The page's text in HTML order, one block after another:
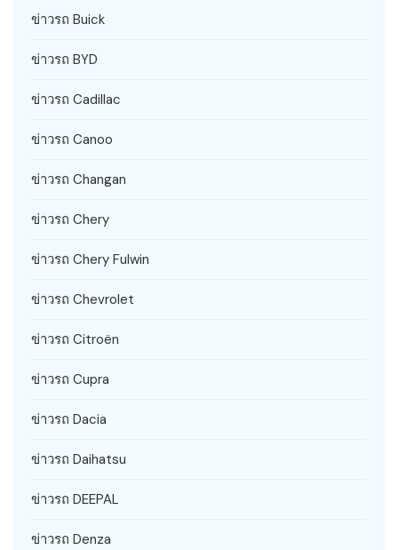
ข่าวรถ Buick
ข่าวรถ BYD
ข่าวรถ Cadillac
ข่าวรถ Canoo
ข่าวรถ Changan
ข่าวรถ Chery
ข่าวรถ Chery Fulwin
ข่าวรถ Chevrolet
ข่าวรถ Citroën
ข่าวรถ Cupra
ข่าวรถ Dacia
ข่าวรถ Daihatsu
ข่าวรถ DEEPAL
ข่าวรถ Denza